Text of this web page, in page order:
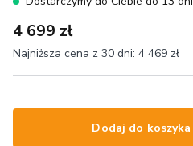
4 699 zł
Najniższa cena z 30 dni: 4 469 zł
Dodaj do koszyka